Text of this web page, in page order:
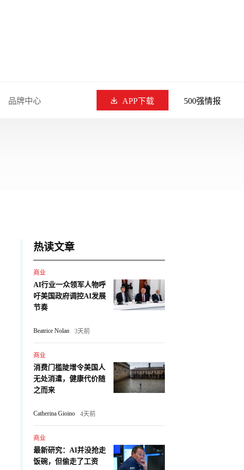
品牌中心 APP下载 500强情报
热读文章
商业
AI行业一众领军人物呼
吁美国政府调控AI发展
节奏
Beatrice Nolan 3天前
商业
消费门槛陡增令美国人
无处消遣，健康代价随
之而来
Catherina Gioino 4天前
商业
最新研究：AI并没抢走
饭碗，但偷走了工资